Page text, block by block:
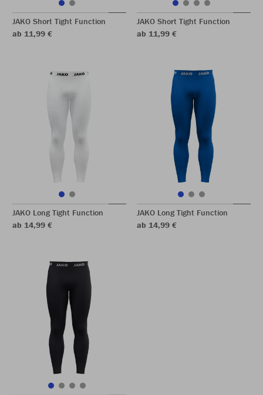
JAKO Short Tight Function
ab 11,99 €
JAKO Short Tight Function
ab 11,99 €
JAKO Long Tight Function
ab 14,99 €
JAKO Long Tight Function
ab 14,99 €